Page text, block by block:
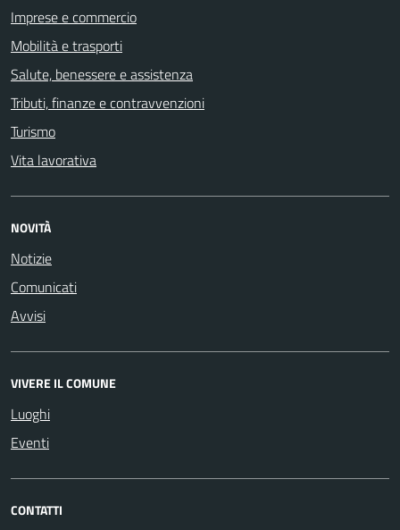
Imprese e commercio
Mobilità e trasporti
Salute, benessere e assistenza
Tributi, finanze e contravvenzioni
Turismo
Vita lavorativa
NOVITÀ
Notizie
Comunicati
Avvisi
VIVERE IL COMUNE
Luoghi
Eventi
CONTATTI